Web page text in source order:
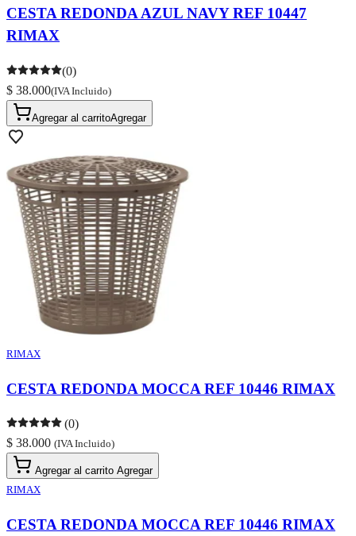
CESTA REDONDA AZUL NAVY REF 10447
RIMAX
(0)
$ 38.000(IVA Incluido)
Agregar al carritoAgregar
RIMAX
CESTA REDONDA MOCCA REF 10446 RIMAX
(0)
$ 38.000 (IVA Incluido)
Agregar al carrito Agregar
RIMAX
CESTA REDONDA MOCCA REF 10446 RIMAX